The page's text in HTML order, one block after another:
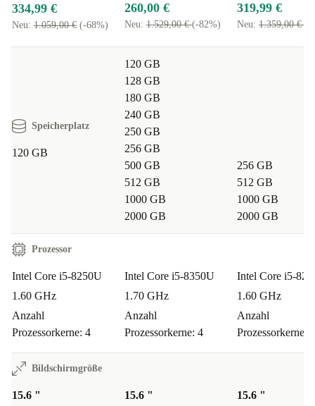
334,99 €
Neu: 1.059,00 € (-68%)
260,00 €
Neu: 1.529,00 €(-82%)
319,99 €
Neu: 1.359,00 €
Speicherplatz
120 GB
120 GB
128 GB
180 GB
240 GB
250 GB
256 GB
500 GB
512 GB
1000 GB
2000 GB
256 GB
512 GB
1000 GB
2000 GB
Prozessor
Intel Core i5-8250U
1.60 GHz
Anzahl
Prozessorkerne: 4
Intel Core i5-8350U
1.70 GHz
Anzahl
Prozessorkerne: 4
Intel Core i5-
1.60 GHz
Anzahl
Prozessorkerne: 4
Bildschirmgröße
15.6 " 15.6 " 15.6 "